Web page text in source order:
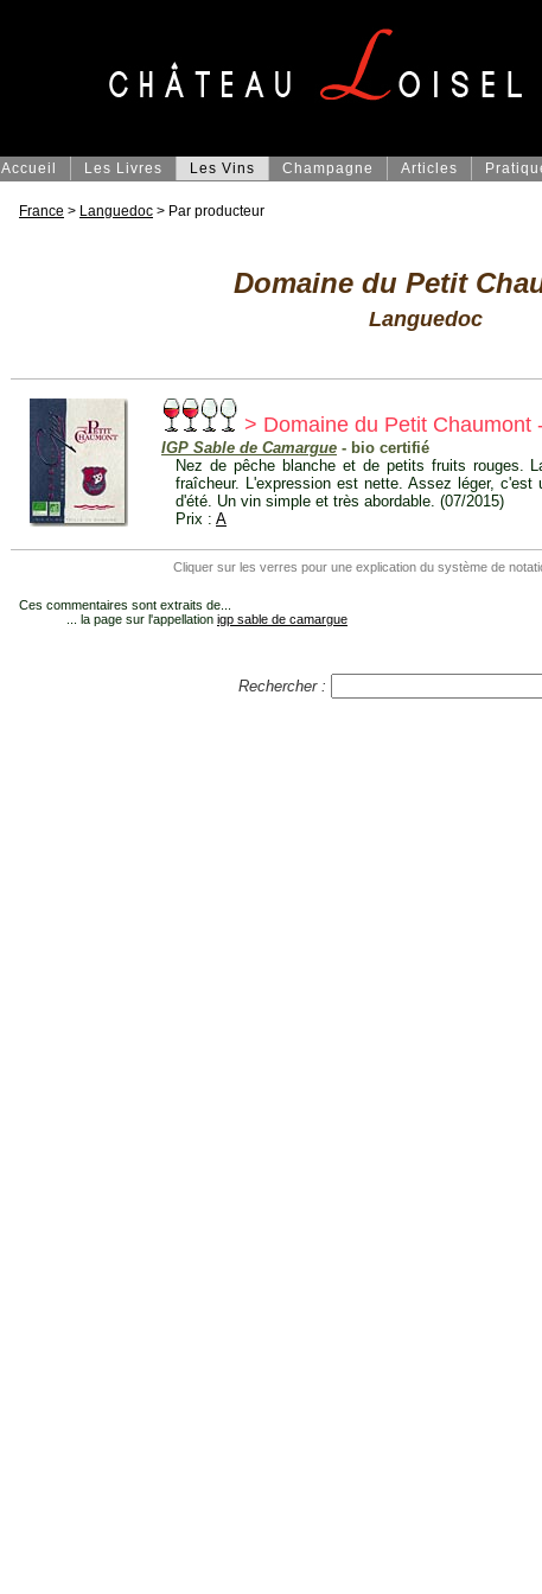
Accueil Les Livres Les Vins Champagne Articles
France > Languedoc > Par producteur
Domaine du Petit
Languedoc
> Domaine du Petit Chaumont
IGP Sable de Camargue - bio certifié
Nez de pêche blanche et de petits fruits rouges.
fraîcheur. L'expression est nette. Assez léger,
d'été. Un vin simple et très abordable. (07/2015)
Prix : A
Cliquer sur les verres pour une explication du système de
Ces commentaires sont extraits de...
... la page sur l'appellation igp sable de camargue
Rechercher :